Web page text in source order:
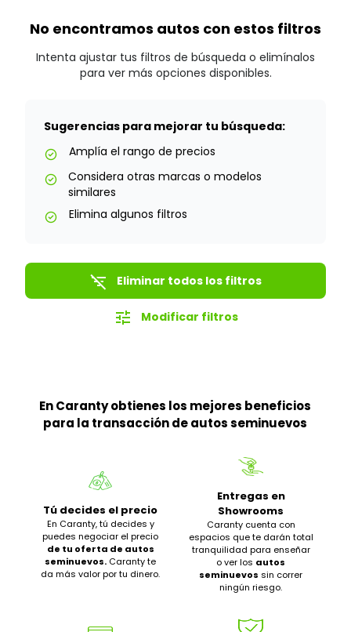
No encontramos autos con estos filtros
Intenta ajustar tus filtros de búsqueda o elimínalos
para ver más opciones disponibles.
Sugerencias para mejorar tu búsqueda:
check_circle Amplía el rango de precios
check_circle
Considera otras marcas o modelos
similares
check_circle Elimina algunos filtros
filter_list_off Eliminar todos los filtros
tune Modificar filtros
En Caranty obtienes los mejores beneficios
para la transacción de autos seminuevos
Tú decides el precio
En Caranty, tú decides y
puedes negociar el precio
de tu oferta de autos
seminuevos. Caranty te
da más valor por tu dinero.
Entregas en
Showrooms
Caranty cuenta con
espacios que te darán total
tranquilidad para enseñar
o ver los autos
seminuevos sin correr
ningún riesgo.